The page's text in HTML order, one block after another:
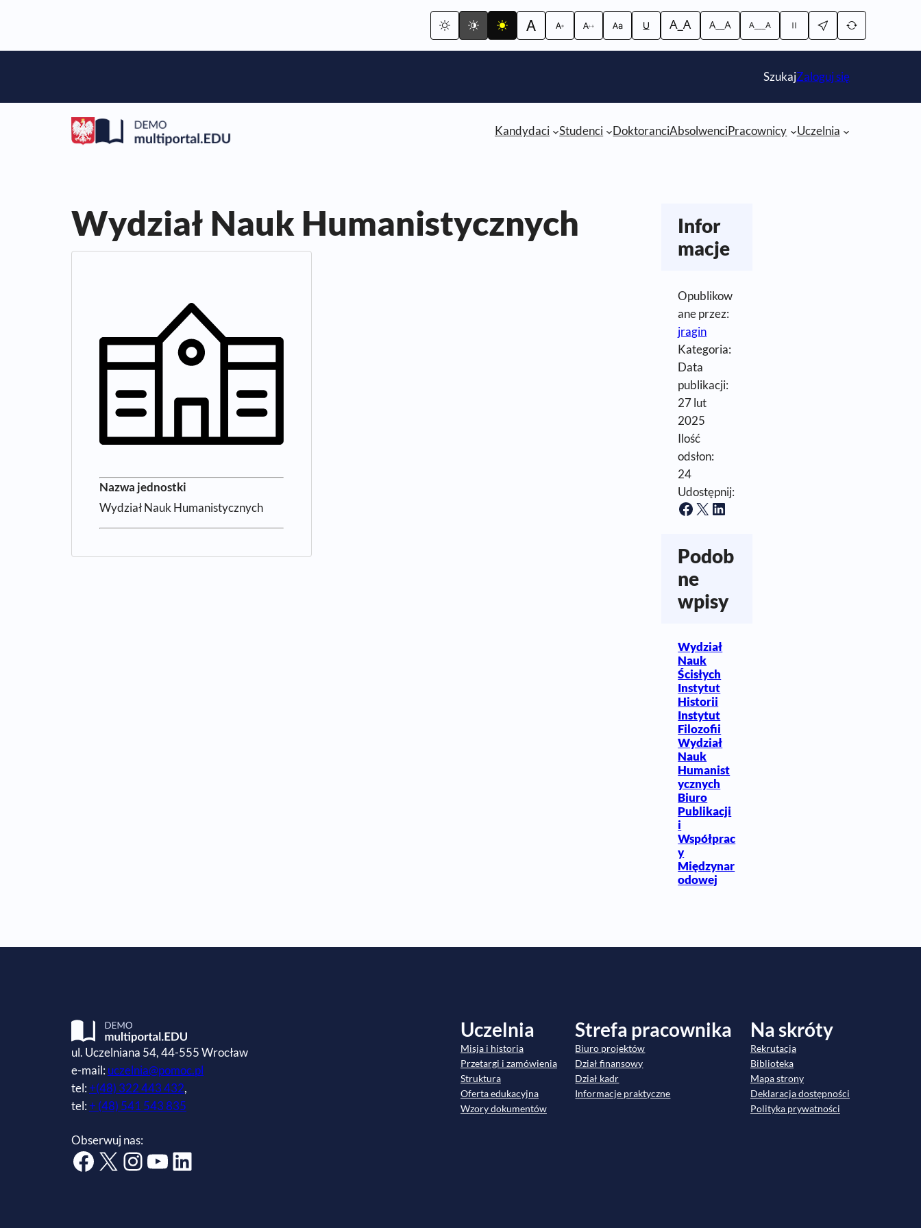
Szukaj
SzukajZaloguj się
Kandydaci Studenci DoktoranciAbsolwenciPracownicy Uczelnia
Wydział Nauk Humanistycznych
Nazwa jednostki
Wydział Nauk Humanistycznych
Infor
macje
Opublikow
ane przez:
jragin
Kategoria:
Data
publikacji:
27 lut
2025
Ilość
odsłon:
24
Udostępnij:
Facebook X LinkedIn
Podob
ne
wpisy
Wydział
Nauk
Ścisłych
Instytut
Historii
Instytut
Filozofii
Wydział
Nauk
Humanist
ycznych
Biuro
Publikacji
i
Współprac
y
Międzynar
odowej
ul. Uczelniana 54, 44-555 Wrocław
e-mail: uczelnia@pomoc.pl
tel:+(48) 322 443 432,
tel:+ (48) 541 543 835
Obserwuj nas:
Facebook X Instagram YouTube LinkedIn
Uczelnia
Misja i historia
Przetargi i zamówienia
Struktura
Oferta edukacyjna
Wzory dokumentów
Strefa pracownika
Biuro projektów
Dział finansowy
Dział kadr
Informacje praktyczne
Na skróty
Rekrutacja
Biblioteka
Mapa strony
Deklaracja dostępności
Polityka prywatności